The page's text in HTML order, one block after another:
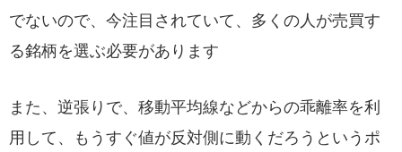
でないので、今注目されていて、多くの人が売買す
る銘柄を選ぶ必要があります
また、逆張りで、移動平均線などからの乖離率を利
用して、もうすぐ値が反対側に動くだろうというポ